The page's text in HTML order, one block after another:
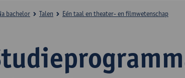
bachelor Talen Eén taal en theater- en filmwetenschap